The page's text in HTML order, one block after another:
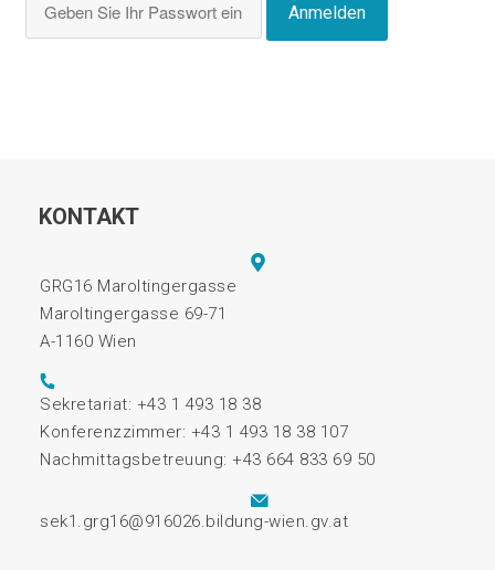
Anmelden
KONTAKT
GRG16 Maroltingergasse
Maroltingergasse 69-71
A-1160 Wien
Sekretariat: +43 1 493 18 38
Konferenzzimmer: +43 1 493 18 38 107
Nachmittagsbetreuung: +43 664 833 69 50
sek1.grg16@916026.bildung-wien.gv.at